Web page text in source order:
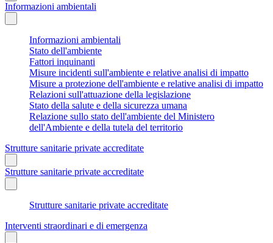
Informazioni ambientali
Informazioni ambientali
Stato dell'ambiente
Fattori inquinanti
Misure incidenti sull'ambiente e relative analisi di impatto
Misure a protezione dell'ambiente e relative analisi di impatto
Relazioni sull'attuazione della legislazione
Stato della salute e della sicurezza umana
Relazione sullo stato dell'ambiente del Ministero
dell'Ambiente e della tutela del territorio
Strutture sanitarie private accreditate
Strutture sanitarie private accreditate
Strutture sanitarie private accreditate
Interventi straordinari e di emergenza